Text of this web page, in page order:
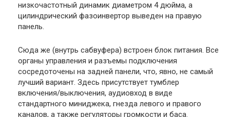
низкочастотный динамик диаметром 4 дюйма, а
цилиндрический фазоинвертор выведен на правую
панель.
Сюда же (внутрь сабвуфера) встроен блок питания. Все
органы управления и разъемы подключения
сосредоточены на задней панели, что, явно, не самый
лучший вариант. Здесь присутствует тумблер
включения/выключения, аудиовход в виде
стандартного миниджека, гнезда левого и правого
каналов, а также регуляторы громкости и баса.